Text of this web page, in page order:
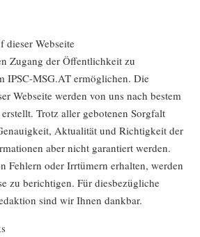
Webseite
Zugang der Öffentlichkeit zu
IPSC-MSG.AT ermöglichen. Die
Webseite werden von uns nach bestem
Trotz aller gebotenen Sorgfalt
Aktualität und Richtigkeit der
aber nicht garantiert werden.
Fehlern oder Irrtümern erhalten, werden
zu berichtigen. Für diesbezügliche
sind wir Ihnen dankbar.